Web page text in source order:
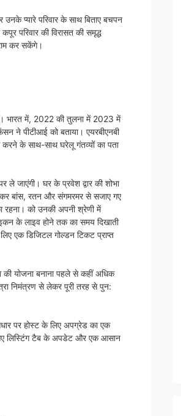
प्यारे परिवार के साथ बिताए बचपन
परिवार की विरासत की समृद्ध
कर सकेंगे।
भारत में, 2022 की तुलना में 2023 में
ने पीटीआई को बताया। एयरबीएनबी
करने के साथ-साथ घरेलू गंतव्यों का पता
ले जाएंगी। घर के प्रवेश द्वार की शोभा
बांस, रतन और संगमरमर से सजाए गए
रहना। को उनकी अपनी श्रेणी में
के लाइव होने तक का समय दिखाती
एक डिजिटल गोल्डन टिकट प्राप्त
योजना बनाना पहले से कहीं अधिक
निमंत्रण से लेकर पूरी तरह से पुन:
पर होस्ट के लिए अपग्रेड का एक
गए लिस्टिंग टैब के अपडेट और एक आसान